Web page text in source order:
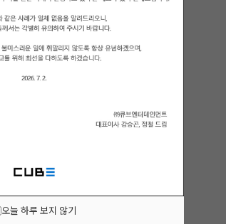
오늘 하루 보지 않기